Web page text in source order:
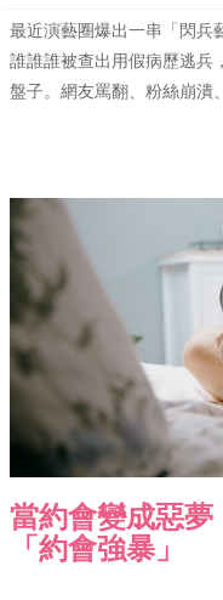
最近演藝圈爆出一串「閃
誰誰誰被查出用假病歷逃兵
盤子。網友罵翻、粉絲崩潰
當約會變成惡
「約會強暴」